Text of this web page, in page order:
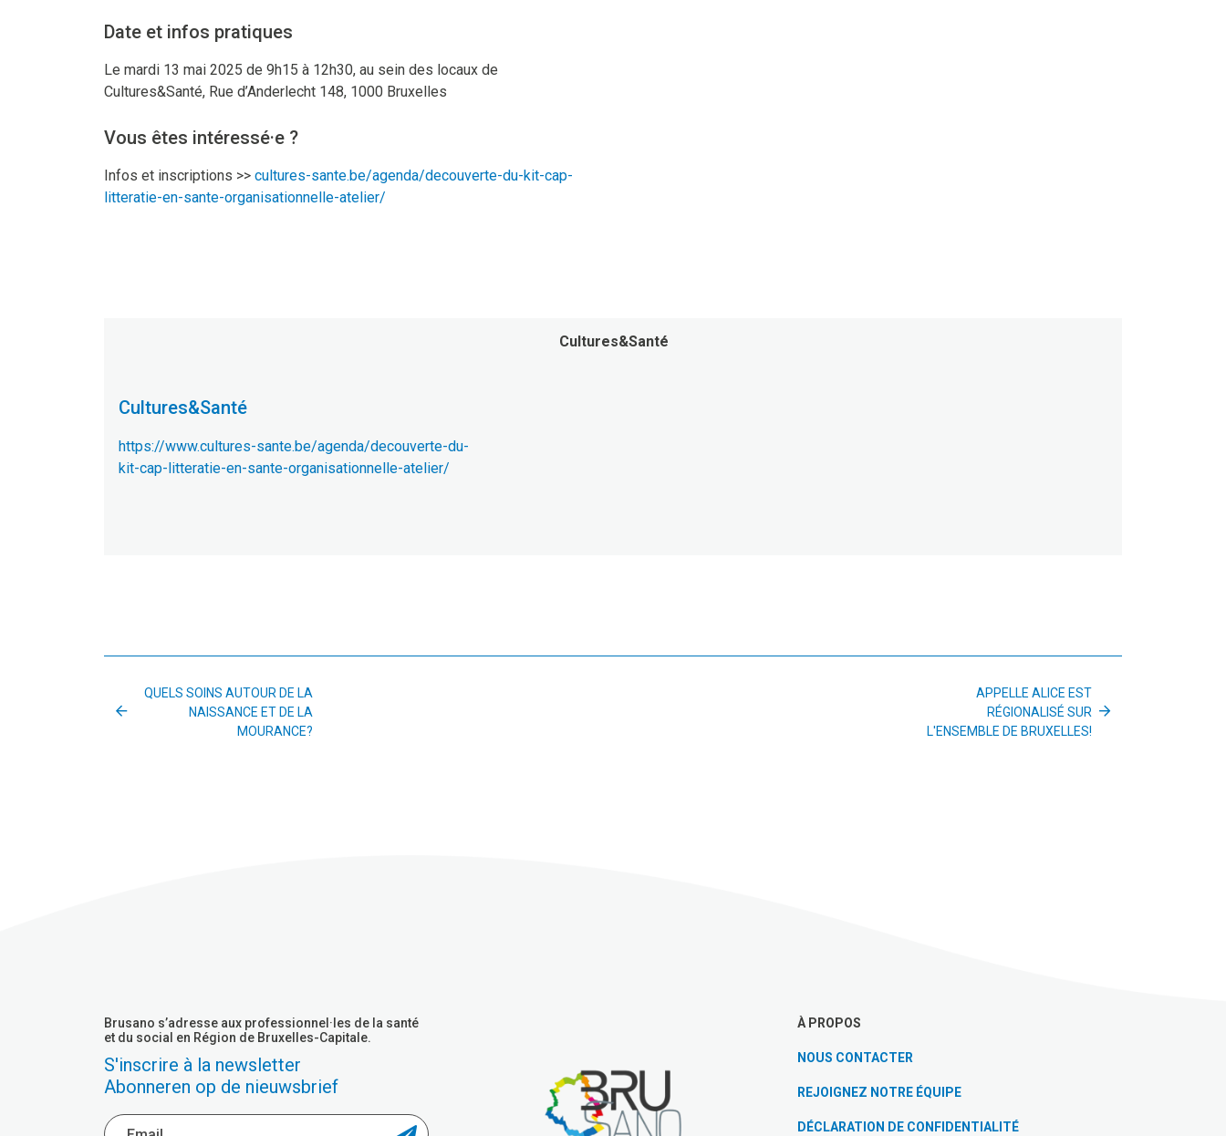
Date et infos pratiques
Le mardi 13 mai 2025 de 9h15 à 12h30, au sein des locaux de
Cultures&Santé, Rue d’Anderlecht 148, 1000 Bruxelles
Vous êtes intéressé·e ?
Infos et inscriptions >> cultures-sante.be/agenda/decouverte-du-kit-cap-
litteratie-en-sante-organisationnelle-atelier/
Cultures&Santé
Cultures&Santé
https://www.cultures-sante.be/agenda/decouverte-du-
kit-cap-litteratie-en-sante-organisationnelle-atelier/
QUELS SOINS AUTOUR DE LA
NAISSANCE ET DE LA
MOURANCE?
APPELLE ALICE EST
RÉGIONALISÉ SUR
L'ENSEMBLE DE BRUXELLES!
Brusano s’adresse aux professionnel·les de la santé
et du social en Région de Bruxelles-Capitale.
S'inscrire à la newsletter
Abonneren op de nieuwsbrief
À PROPOS
NOUS CONTACTER
REJOIGNEZ NOTRE ÉQUIPE
DÉCLARATION DE CONFIDENTIALITÉ